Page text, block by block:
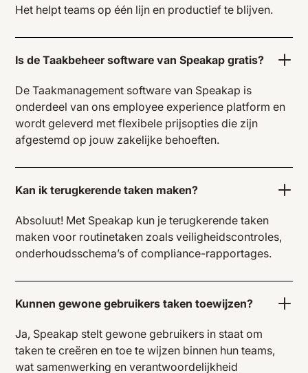
Het helpt teams op één lijn en productief te blijven.
Is de Taakbeheer software van Speakap gratis?
De Taakmanagement software van Speakap is
onderdeel van ons employee experience platform en
wordt geleverd met flexibele prijsopties die zijn
afgestemd op jouw zakelijke behoeften.
Kan ik terugkerende taken maken?
Absoluut! Met Speakap kun je terugkerende taken
maken voor routinetaken zoals veiligheidscontroles,
onderhoudsschema’s of compliance-rapportages.
Kunnen gewone gebruikers taken toewijzen?
Ja, Speakap stelt gewone gebruikers in staat om
taken te creëren en toe te wijzen binnen hun teams,
wat samenwerking en verantwoordelijkheid